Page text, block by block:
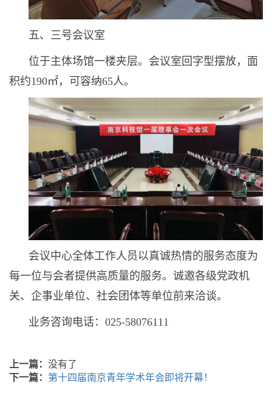
五、三号会议室
位于主体场馆一楼夹层。会议室回字型摆放，面
积约190㎡，可容纳65人。
会议中心全体工作人员以真诚热情的服务态度为
每一位与会者提供高质量的服务。诚邀各级党政机
关、企事业单位、社会团体等单位前来洽谈。
业务咨询电话：025-58076111
上一篇： 没有了
下一篇： 第十四届南京青年学术年会即将开幕！